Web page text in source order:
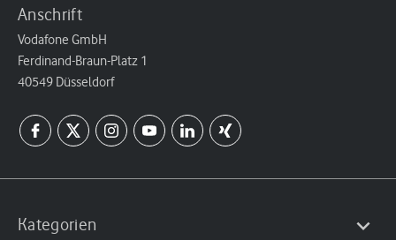
Anschrift
Vodafone GmbH
Ferdinand-Braun-Platz 1
40549 Düsseldorf
Kategorien